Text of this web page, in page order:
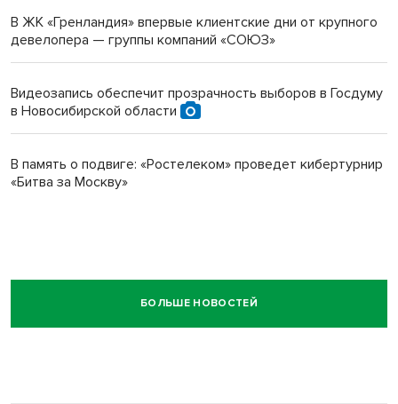
В ЖК «Гренландия» впервые клиентские дни от крупного
девелопера — группы компаний «СОЮЗ»
Видеозапись обеспечит прозрачность выборов в Госдуму
в Новосибирской области
В память о подвиге: «Ростелеком» проведет кибертурнир
«Битва за Москву»
БОЛЬШЕ НОВОСТЕЙ